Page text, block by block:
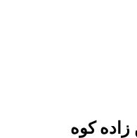
کوه